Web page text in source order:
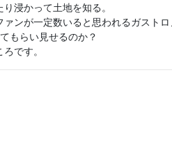
浸かって土地を知る。
ンが一定数いると思われるガストロ
もらい見せるのか？
です。